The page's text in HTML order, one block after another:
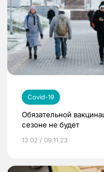
Covid-19
Обязательной
сезоне не будет
13:02 / 09.11.23